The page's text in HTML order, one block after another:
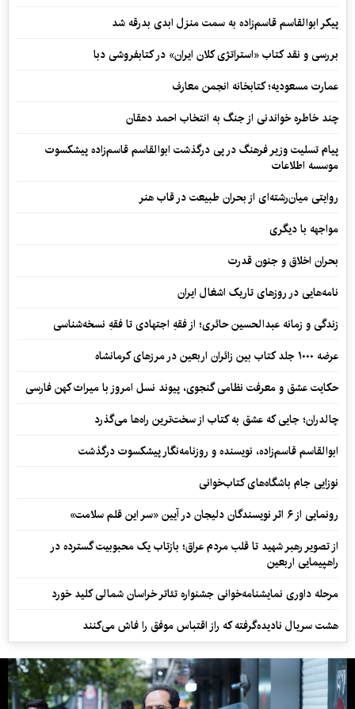
پیکر ابوالقاسم قاسم‌زاده به سمت منزل ابدی بدرقه شد
بررسی و نقد کتاب «استراتژی کلان ایران» در کتابفروشی دبا
عمارت مسعودیه؛ کتابخانه انجمن معارف
چند خاطره خواندنی از جنگ به انتخاب احمد دهقان
پیام تسلیت وزیر فرهنگ در پی درگذشت ابوالقاسم قاسم‌زاده پیشکسوت
موسسه اطلاعات
روایتی میان‌رشته‌ای از بحران طبیعت در قاب هنر
مواجهه با دیگری
بحران اخلاق و جنون قدرت
نامه‌هایی در روزهای تاریک اشغال ایران
زندگی و زمانه عبدالحسین حائری؛ از فقهِ اجتهادی تا فقهِ نسخه‌شناسی
عرضه ۱۰۰۰ جلد کتاب بین زائران اربعین در مرزهای کرمانشاه
حکایت عشق و معرفت نظامی گنجوی، پیوند نسل امروز با میراث کهن فارسی
چالدران؛ جایی که عشق به کتاب از سخت‌ترین راه‌ها می‌گذرد
ابوالقاسم قاسم‌زاده، نویسنده و روزنامه‌نگار پیشکسوت درگذشت
نوزایی جام باشگاه‌های کتاب‌خوانی
رونمایی از ۶ اثر نویسندگان دلیجان در آیین «سر این قلم سلامت»
از تصویر رهبر شهید تا قلب مردم عراق؛ بازتاب یک محبوبیت گسترده در
راهپیمایی اربعین
مرحله داوری نمایشنامه‌خوانی جشنواره تئاتر خراسان شمالی کلید خورد
هشت سریال نادیده‌گرفته که راز اقتباس موفق را فاش می‌کنند